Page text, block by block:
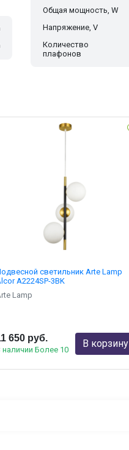
Общая мощность, W
Напряжение, V
Количество
плафонов
светильник Arte Lamp
A2224SP-3BK
Lamp
650 руб.
наличии Более 10
В корзину